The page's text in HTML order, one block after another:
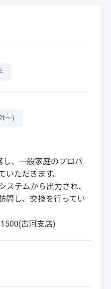
～)
、一般家庭のプロパ
いただきます。
ステムから出力され、
問し、交換を行ってい
古河支店)